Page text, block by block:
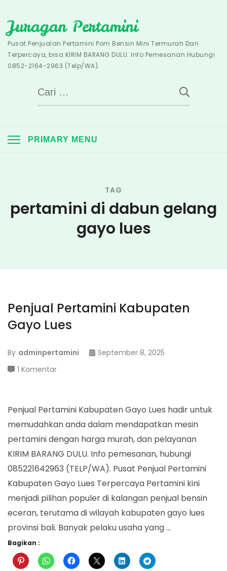
to
content
Juragan Pertamini
Pusat Penjualan Pertamini Pom Bensin Mini Termurah Dan
Terpercaya, bisa KIRIM BARANG DULU. Info Pemesanan Hubungi
0852-2164-2963 (Telp/WA).
Cari
untuk:
PRIMARY MENU
TAG
pertamini di dabun gelang
gayo lues
Penjual Pertamini Kabupaten
Gayo Lues
By adminpertamini
September 8, 2025
1 Komentarpada
Kabupaten
Gayo
Lues
Penjual Pertamini Kabupaten Gayo Lues hadir untuk
memudahkan anda dalam mendapatkan mesin
pertamini dengan harga murah, dan pelayanan
KIRIM BARANG DULU. Info pemesanan, hubungi
085221642963 (TELP/WA). Pusat Penjual Pertamini
Kabupaten Gayo Lues Terpercaya Pertamini kini
menjadi pilihan populer di kalangan penjual bensin
eceran, terutama di wilayah kabupaten gayo lues
provinsi bali. Banyak pelaku usaha yang …
Bagikan :